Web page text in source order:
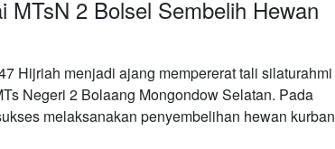
MTsN 2 Bolsel Sembelih Hewan
Hijriah menjadi ajang mempererat tali silaturahmi
Negeri 2 Bolaang Mongondow Selatan. Pada
melaksanakan penyembelihan hewan kurban